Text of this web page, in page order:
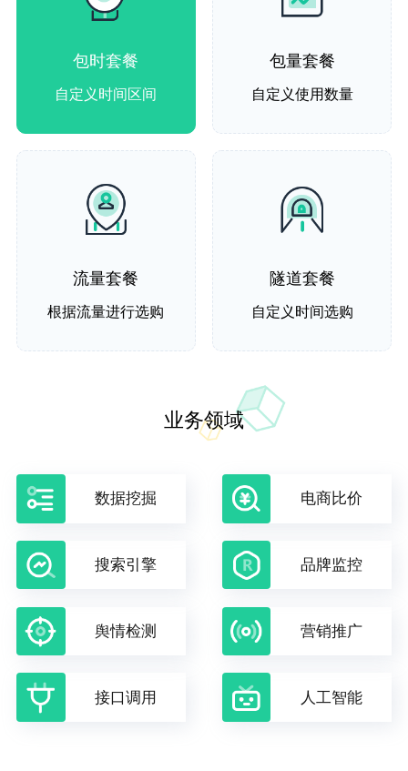
包时套餐
自定义时间区间
包量套餐
自定义使用数量
流量套餐
根据流量进行选购
隧道套餐
自定义时间选购
业务领域
数据挖掘
搜索引擎
舆情检测
接口调用
电商比价
品牌监控
营销推广
人工智能